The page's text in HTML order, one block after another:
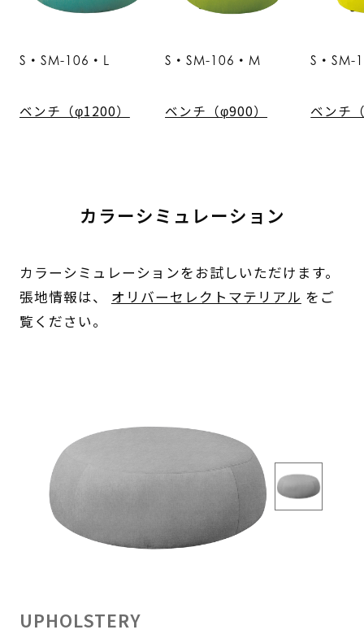
S・SM-106・L
ベンチ（φ1200）
S・SM-106・M
ベンチ（φ900）
S・SM-
ベンチ
カラーシミュレーション
カラーシミュレーションをお試しいただけます。
張地情報は、 オリバーセレクトマテリアル をご
覧ください。
UPHOLSTERY